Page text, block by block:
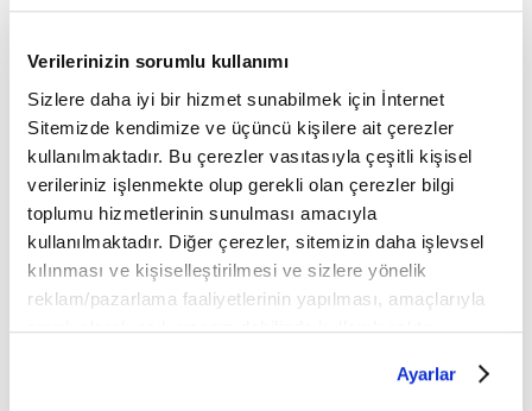
Verilerinizin sorumlu kullanımı
Sizlere daha iyi bir hizmet sunabilmek için İnternet
Sitemizde kendimize ve üçüncü kişilere ait çerezler
kullanılmaktadır. Bu çerezler vasıtasıyla çeşitli kişisel
verileriniz işlenmekte olup gerekli olan çerezler bilgi
toplumu hizmetlerinin sunulması amacıyla
kullanılmaktadır. Diğer çerezler, sitemizin daha işlevsel
kılınması ve kişiselleştirilmesi ve sizlere yönelik
reklam/pazarlama faaliyetlerinin yapılması, amaçlarıyla
sınırlı olarak açık rızanız dahilinde kullanılacaktır.
belirleyebilirsiniz. Çerezlere ilişkin detaylı bilgi için
Ayarlar
Kimler dedi sana derviş
Son devir büyük din
âlimlerinden Elmalılı Hamdi
Yazır'ı (ö.1942) bilmeyenimiz
yoktur. Elmalılı denilince de
aklımıza...
Aile ve Gençlik Fonu kanun
teklifi, TBMM Genel
Kurulunda
Geçtiğimiz günlerde TBMM
Genel Kurulunda, Aile ve
Gençlik Fonu Kurulması
Hakkında Kanun Teklifi'nin
görüşmelerine
başlanmıştı. TBMM...